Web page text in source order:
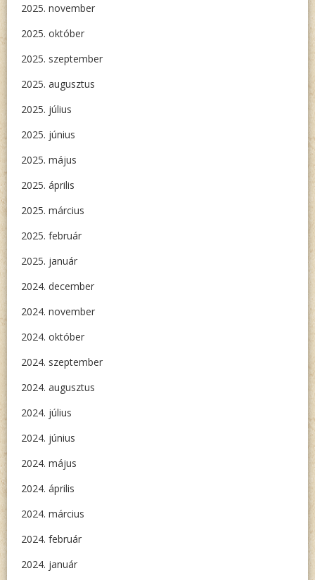
2025. november
2025. október
2025. szeptember
2025. augusztus
2025. július
2025. június
2025. május
2025. április
2025. március
2025. február
2025. január
2024. december
2024. november
2024. október
2024. szeptember
2024. augusztus
2024. július
2024. június
2024. május
2024. április
2024. március
2024. február
2024. január